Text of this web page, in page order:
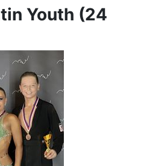
Youth (24